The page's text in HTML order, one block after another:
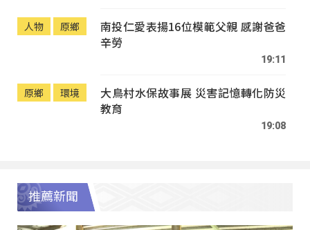
人物 原鄉
南投仁愛表揚16位模範父親 感謝爸爸
辛勞
19:11
原鄉 環境
大鳥村水保故事展 災害記憶轉化防災
教育
19:08
推薦新聞